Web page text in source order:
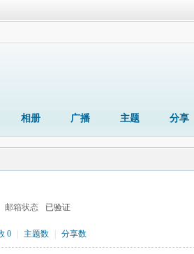
相册 广播 主题 分享
邮箱状态 已验证
0 主题数 分享数